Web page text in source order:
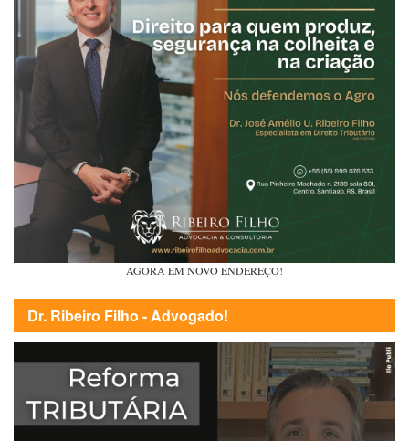
AGORA EM NOVO ENDEREÇO!
Dr. Ribeiro Filho - Advogado!